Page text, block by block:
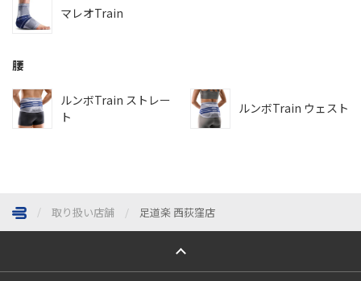
マレオTrain
腰
ルンボTrain ストレー
ト
ルンボTrain ウェスト
取り扱い店舗 足道楽 西荻窪店
ページトップへ